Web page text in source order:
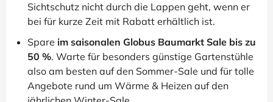
Sichtschutz nicht durch die Lappen geht, wenn er
bei für kurze Zeit mit Rabatt erhältlich ist.
Spare im saisonalen Globus Baumarkt Sale bis zu
50 %. Warte für besonders günstige Gartenstühle
also am besten auf den Sommer-Sale und für tolle
Angebote rund um Wärme & Heizen auf den